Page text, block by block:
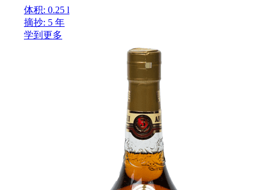
体积: 0.25 l
摘抄: 5 年
学到更多